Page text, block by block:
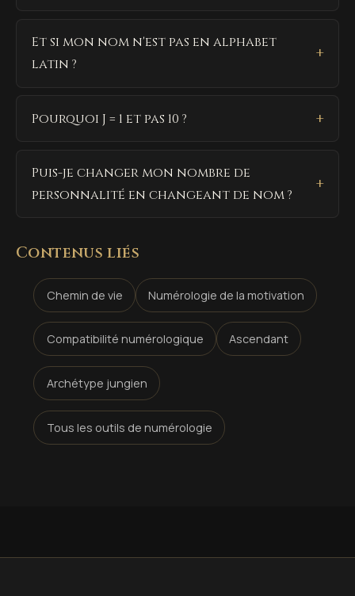
Et si mon nom n'est pas en alphabet
latin ?
Pourquoi J = 1 et pas 10 ?
Puis-je changer mon nombre de
personnalité en changeant de nom ?
Contenus liés
Chemin de vie Numérologie de la motivation
Compatibilité numérologique Ascendant
Archétype jungien
Tous les outils de numérologie